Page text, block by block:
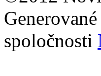
spoločnosti